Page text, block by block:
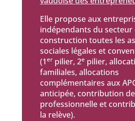
Elle propose aux
indépendants du secteur
construction toutes les
sociales légales et
(1erpilier, 2epilier,
familiales, allocations
complémentaires aux
anticipée, contribution
professionnelle et
la relève).